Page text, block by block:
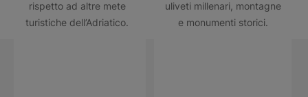
rispetto ad altre mete
turistiche dell’Adriatico.
uliveti millenari, montagne
e monumenti storici.